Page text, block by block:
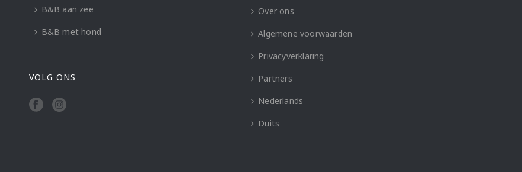
B&B aan zee
B&B met hond
VOLG ONS
Over ons
Algemene voorwaarden
Privacyverklaring
Partners
Nederlands
Duits